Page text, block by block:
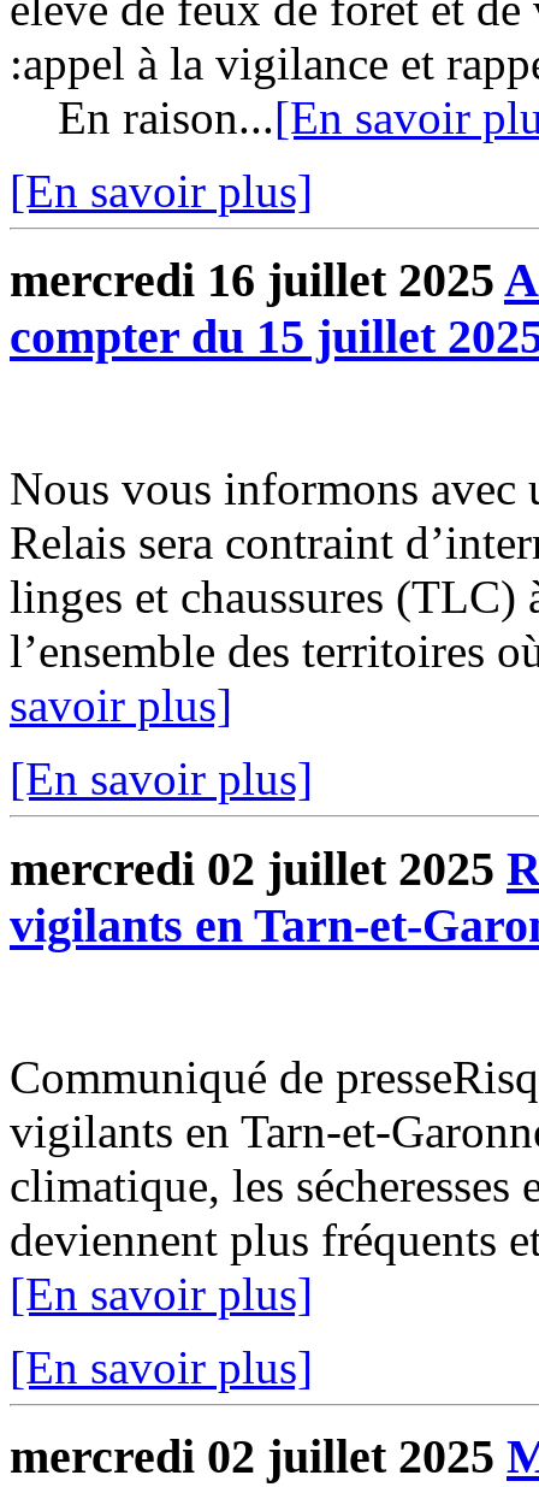
:appel à la vigilance et
En raison...[En savoir
[En savoir plus]
mercredi 16 juillet 2025
compter du 15 juillet
Nous vous informons avec
Relais sera contraint
linges et chaussures (TLC)
l’ensemble des territoires
savoir plus]
[En savoir plus]
mercredi 02 juillet 2025
vigilants en Tarn-et-
Communiqué de
vigilants en Tarn-et-
climatique, les sécheresses
deviennent plus fréquents
[En savoir plus]
[En savoir plus]
mercredi 02 juillet 2025